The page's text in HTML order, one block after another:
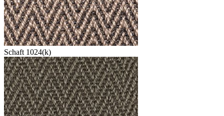
Schaft 1024(k)